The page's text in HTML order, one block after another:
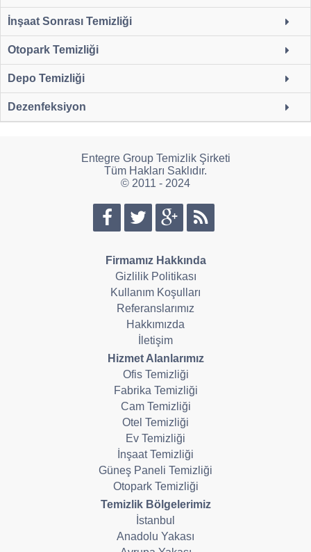
İnşaat Sonrası Temizliği
Otopark Temizliği
Depo Temizliği
Dezenfeksiyon
Entegre Group Temizlik Şirketi
Tüm Hakları Saklıdır.
© 2011 - 2024
Firmamız Hakkında
Gizlilik Politikası
Kullanım Koşulları
Referanslarımız
Hakkımızda
İletişim
Hizmet Alanlarımız
Ofis Temizliği
Fabrika Temizliği
Cam Temizliği
Otel Temizliği
Ev Temizliği
İnşaat Temizliği
Güneş Paneli Temizliği
Otopark Temizliği
Temizlik Bölgelerimiz
İstanbul
Anadolu Yakası